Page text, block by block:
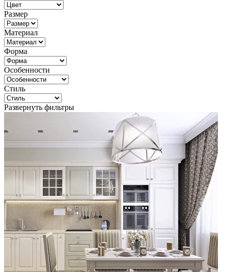
Размер
Материал
Форма
Особенности
Стиль
Развернуть фильтры